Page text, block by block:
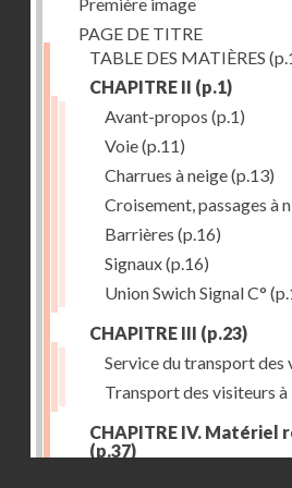
PAGE DE TITRE
TABLE DES MATIÈRES
CHAPITRE II (p.1)
Avant-propos (p.1)
Voie(p.11)
Charrues à neige(p.13)
Croisement, passages à
Barrières (p.16)
Signaux(p.16)
Union Swich Signal C°
CHAPITRE III (p.23)
Service du transport
Transport des visiteurs
CHAPITRE IV.
(p.37)